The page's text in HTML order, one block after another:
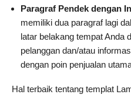
Paragraf Pendek dengan
memiliki dua paragraf lagi
latar belakang tempat Anda
pelanggan dan/atau
dengan poin penjualan
Hal terbaik tentang templat